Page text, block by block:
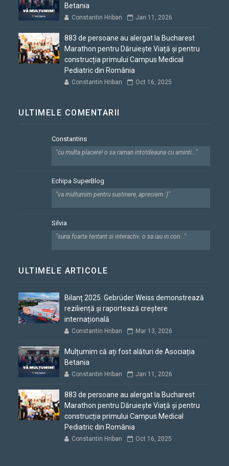
Betania
Constantin Hriban Jan 11, 2026
883 de persoane au alergat la Bucharest
Marathon pentru Dăruiește Viață și pentru
construcția primului Campus Medical
Pediatric din România
Constantin Hriban Oct 16, 2025
ULTIMELE COMENTARII
Constantins
"cu multa placere! o sa raman intotdeauna cu aminti..."
Echipa SuperBlog
"va multumim pentru sustinere, apreciem :)"
Silvia
"suna foarte tentant si interactiv. o sa iau in con..."
ULTIMELE ARTICOLE
Bilanț 2025: Gebrüder Weiss demonstrează
reziliență și raportează creștere
internațională
Constantin Hriban Mar 13, 2026
Mulțumim că ați fost alături de Asociația
Betania
Constantin Hriban Jan 11, 2026
883 de persoane au alergat la Bucharest
Marathon pentru Dăruiește Viață și pentru
construcția primului Campus Medical
Pediatric din România
Constantin Hriban Oct 16, 2025